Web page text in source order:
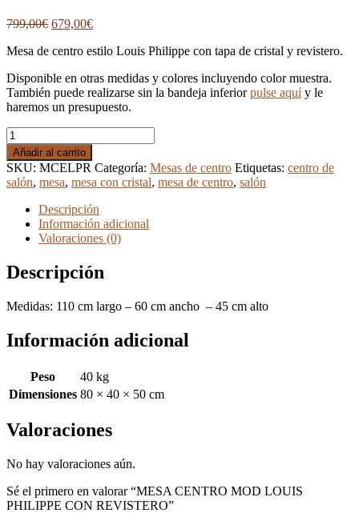
799,00€ El
original
799,00€.
679,00€El
actual
679,00€.
Mesa de centro estilo Louis Philippe con tapa de cristal y revistero.
Disponible en otras medidas y colores incluyendo color muestra.
También puede realizarse sin la bandeja inferiorpulse aquíy le
haremos un presupuesto.
MESA
CENTRO
MOD
LOUIS
PHILIPPE
CON
REVISTERO
cantidad
Añadir al carrito
SKU: MCELPR Categoría: Mesas de centro Etiquetas: centro de
salón, mesa, mesa con cristal, mesa de centro, salón
Descripción
Información adicional
Valoraciones (0)
Descripción
Medidas: 110 cm largo – 60 cm ancho – 45 cm alto
Información adicional
Peso
40 kg
Dimensiones 80 × 40 × 50 cm
Valoraciones
No hay valoraciones aún.
Sé el primero en valorar “MESA CENTRO MOD LOUIS
PHILIPPE CON REVISTERO”